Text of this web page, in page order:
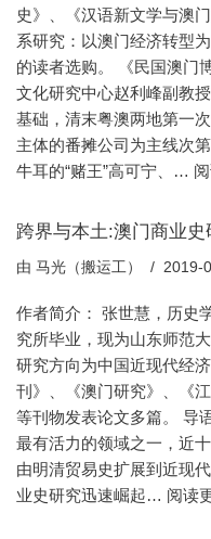
史》、《汉语新文学与澳
系研究：以澳门经济转型
的读者选购。 《民国澳门
文化研究中心赵利峰副教
基础，清末粤澳两地第一
主体的番摊公司为主线次
牛耳的“赌王”高可宁、…
跨界与本土:澳门商业
由 马光（搬运工） 2019-
作者简介： 张世慧，历史
究所毕业，现为山东师范
研究方向为中国近现代经
刊》、《澳门研究》、《
等刊物发表论文多篇。 导
最有活力的领域之一，近
由明清贸易史扩展到近现
业史研究迅速崛起… 阅读